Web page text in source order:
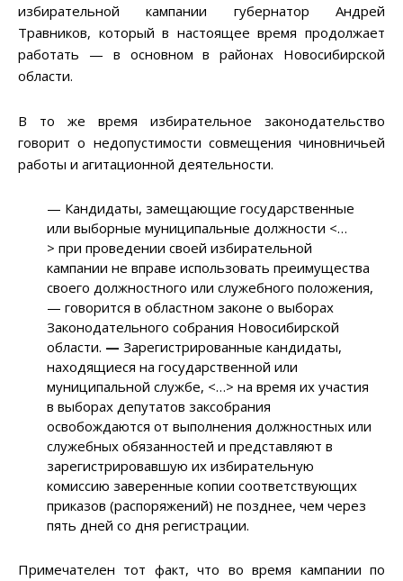
избирательной кампании губернатор Андрей
Травников, который в настоящее время продолжает
работать — в основном в районах Новосибирской
области.
В то же время избирательное законодательство
говорит о недопустимости совмещения чиновничьей
работы и агитационной деятельности.
— Кандидаты, замещающие государственные
или выборные муниципальные должности <…
> при проведении своей избирательной
кампании не вправе использовать преимущества
своего должностного или служебного положения,
— говорится в областном законе о выборах
Законодательного собрания Новосибирской
области. — Зарегистрированные кандидаты,
находящиеся на государственной или
муниципальной службе, <…> на время их участия
в выборах депутатов заксобрания
освобождаются от выполнения должностных или
служебных обязанностей и представляют в
зарегистрировавшую их избирательную
комиссию заверенные копии соответствующих
приказов (распоряжений) не позднее, чем через
пять дней со дня регистрации.
Примечателен тот факт, что во время кампании по